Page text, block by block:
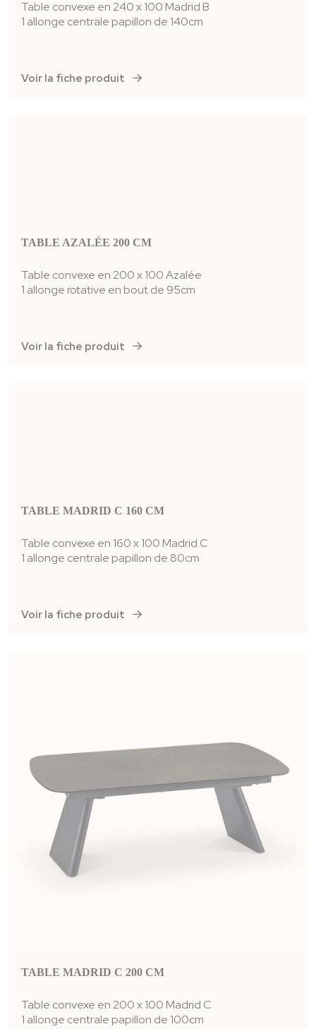
Table convexe en 240 x 100 Madrid B
1 allonge centrale papillon de 140cm
Voir la fiche produit
TABLE AZALÉE 200 CM
Table convexe en 200 x 100 Azalée
1 allonge rotative en bout de 95cm
Voir la fiche produit
TABLE MADRID C 160 CM
Table convexe en 160 x 100 Madrid C
1 allonge centrale papillon de 80cm
Voir la fiche produit
TABLE MADRID C 200 CM
Table convexe en 200 x 100 Madrid C
1 allonge centrale papillon de 100cm